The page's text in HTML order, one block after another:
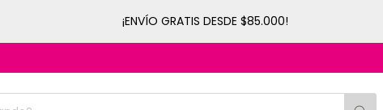
¡ENVÍO GRATIS DESDE $85.000!